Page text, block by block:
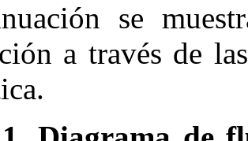
se
a través de